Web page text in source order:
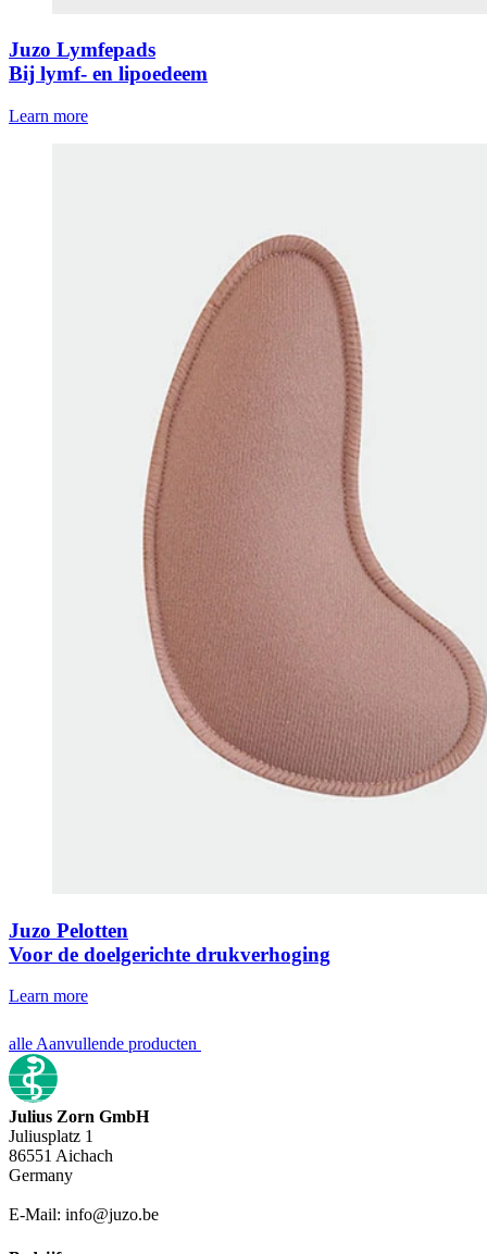
Juzo Lymfepads
Bij lymf- en lipoedeem
Learn more
Juzo Pelotten
Voor de doelgerichte drukverhoging
Learn more
alle Aanvullende producten
Julius Zorn GmbH
Juliusplatz 1
86551 Aichach
Germany
E-Mail: info@juzo.be